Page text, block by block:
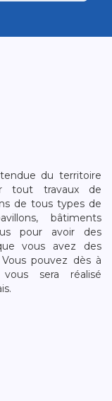
du territoire
tout travaux de
de tous types de
bâtiments
pour avoir des
vous avez des
pouvez dès à
sera réalisé